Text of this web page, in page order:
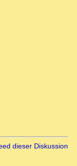
dieser Diskussion